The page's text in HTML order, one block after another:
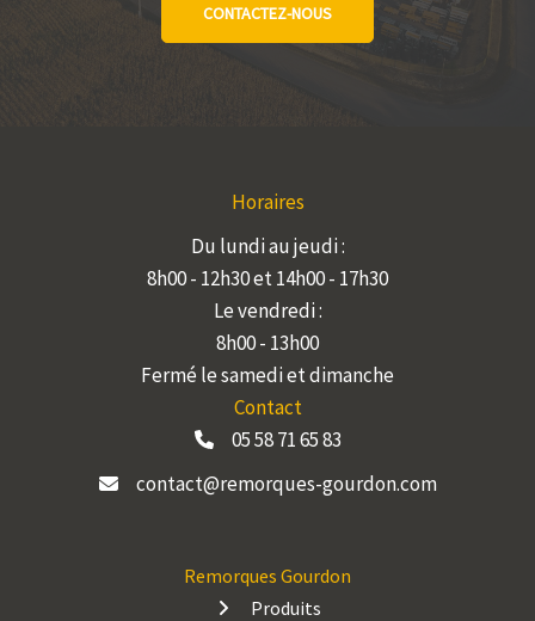
CONTACTEZ-NOUS
Horaires
Du lundi au jeudi :
8h00 - 12h30 et 14h00 - 17h30
Le vendredi :
8h00 - 13h00
Fermé le samedi et dimanche
Contact
05 58 71 65 83
contact@remorques-gourdon.com
Remorques Gourdon
Produits